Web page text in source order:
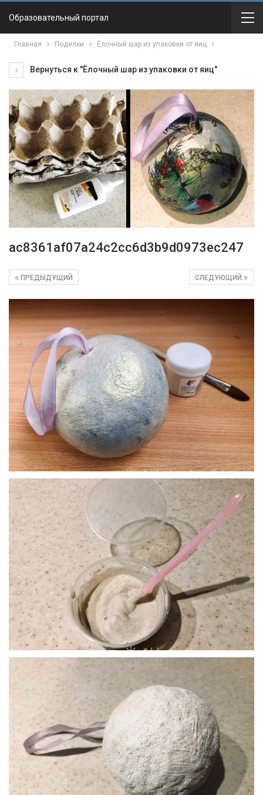
Образовательный портал
Главная Поделки Ёлочный шар из упаковки от яиц
Вернуться к "Ёлочный шар из упаковки от яиц"
ac8361af07a24c2cc6d3b9d0973ec247
СЛЕДУЮЩИЙ
ПРЕДЫДУЩИЙ